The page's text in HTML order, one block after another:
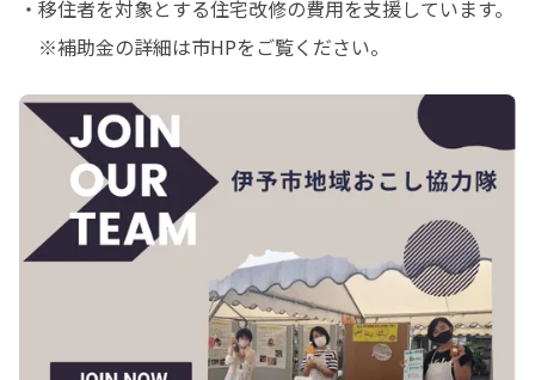
・移住者を対象とする住宅改修の費用を支援しています。
※補助金の詳細は市HPをご覧ください。